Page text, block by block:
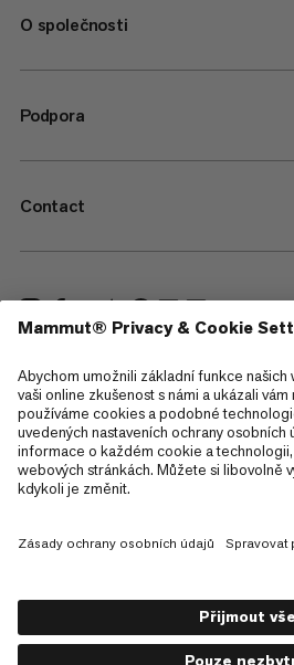
O společnosti
Podpora
Contact
—
Sitemap
Cookies
Právní upozornění
Zásady ochrany osobních údajů